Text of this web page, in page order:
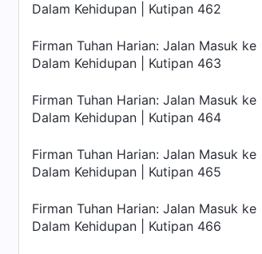
Dalam Kehidupan | Kutipan 462
Firman Tuhan Harian: Jalan Masuk ke
Dalam Kehidupan | Kutipan 463
Firman Tuhan Harian: Jalan Masuk ke
Dalam Kehidupan | Kutipan 464
Firman Tuhan Harian: Jalan Masuk ke
Dalam Kehidupan | Kutipan 465
Firman Tuhan Harian: Jalan Masuk ke
Dalam Kehidupan | Kutipan 466